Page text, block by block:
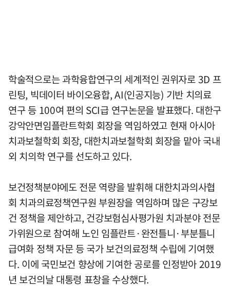
학술적으로는 과학융합연구의 세계적인 권위자로 3D 프
린팅, 빅데이터 바이오융합, AI(인공지능) 기반 치의료
연구 등 100여 편의 SCI급 연구논문을 발표했다. 대한구
강악안면임플란트학회 회장을 역임하였고 현재 아시아
치과보철학회 회장, 대한치과보철학회 회장을 맡아 국내
외 치의학 연구를 선도하고 있다.
보건정책분야에도 전문 역량을 발휘해 대한치과의사협
회 치과의료정책연구원 부원장을 역임하며 많은 구강보
건 정책을 제안하고, 건강보험심사평가원 치과분야 전문
가위원으로 참여해 노인 임플란트·완전틀니·부분틀니
급여화 정책 자문 등 국가 보건의료정책 수립에 기여했
다. 이에 국민보건 향상에 기여한 공로를 인정받아 2019
년 보건의날 대통령 표창을 수상했다.